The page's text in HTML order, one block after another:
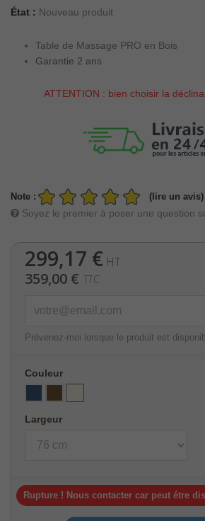
État : Nouveau produit
Table de Massage PRO en Bois
Garantie 2 ans
ATTENTION : bien choisir la
Note : (lire un avis)
Soyez le premier à poser une question
299,17 € HT
359,00 € TTC
Prévenez-moi lorsque le produit est
Couleur
Largeur
Rupture ! Nous contacter car peut étre